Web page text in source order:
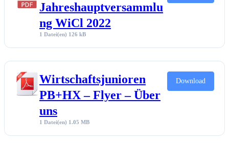
Jahreshauptversammlu
ng WiCl 2022
1 Datei(en) 126 kB
Wirtschaftsjunioren
PB+HX – Flyer – Über
uns
1 Datei(en) 1.05 MB
Download